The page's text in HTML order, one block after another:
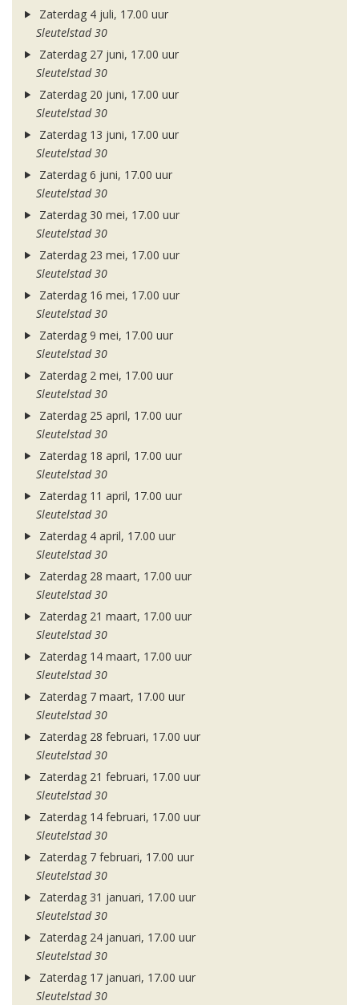
Zaterdag 4 juli, 17.00 uur
Sleutelstad 30
Zaterdag 27 juni, 17.00 uur
Sleutelstad 30
Zaterdag 20 juni, 17.00 uur
Sleutelstad 30
Zaterdag 13 juni, 17.00 uur
Sleutelstad 30
Zaterdag 6 juni, 17.00 uur
Sleutelstad 30
Zaterdag 30 mei, 17.00 uur
Sleutelstad 30
Zaterdag 23 mei, 17.00 uur
Sleutelstad 30
Zaterdag 16 mei, 17.00 uur
Sleutelstad 30
Zaterdag 9 mei, 17.00 uur
Sleutelstad 30
Zaterdag 2 mei, 17.00 uur
Sleutelstad 30
Zaterdag 25 april, 17.00 uur
Sleutelstad 30
Zaterdag 18 april, 17.00 uur
Sleutelstad 30
Zaterdag 11 april, 17.00 uur
Sleutelstad 30
Zaterdag 4 april, 17.00 uur
Sleutelstad 30
Zaterdag 28 maart, 17.00 uur
Sleutelstad 30
Zaterdag 21 maart, 17.00 uur
Sleutelstad 30
Zaterdag 14 maart, 17.00 uur
Sleutelstad 30
Zaterdag 7 maart, 17.00 uur
Sleutelstad 30
Zaterdag 28 februari, 17.00 uur
Sleutelstad 30
Zaterdag 21 februari, 17.00 uur
Sleutelstad 30
Zaterdag 14 februari, 17.00 uur
Sleutelstad 30
Zaterdag 7 februari, 17.00 uur
Sleutelstad 30
Zaterdag 31 januari, 17.00 uur
Sleutelstad 30
Zaterdag 24 januari, 17.00 uur
Sleutelstad 30
Zaterdag 17 januari, 17.00 uur
Sleutelstad 30